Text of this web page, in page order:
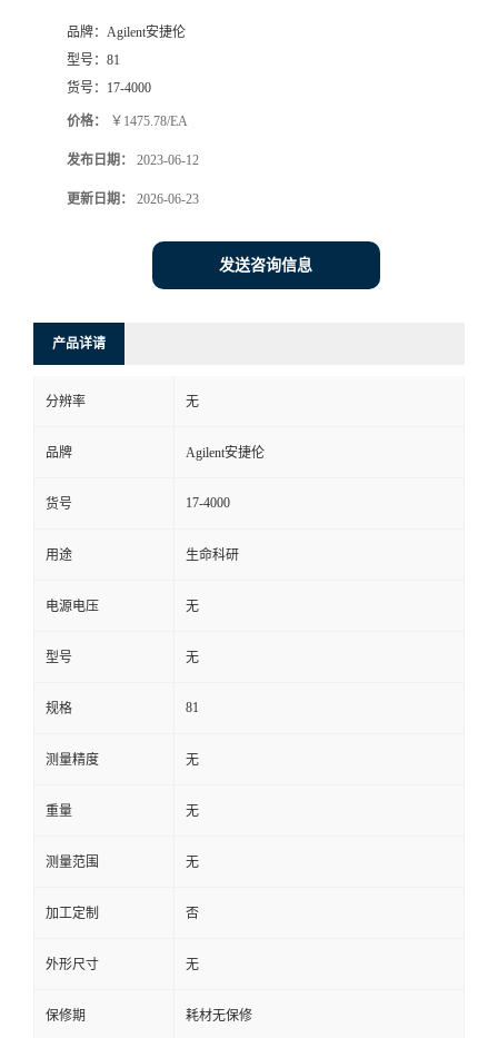
品牌： Agilent安捷伦
型号： 81
货号： 17-4000
价格： ￥1475.78/EA
发布日期： 2023-06-12
更新日期： 2026-06-23
发送咨询信息
产品详请
分辨率 无
品牌 Agilent安捷伦
货号 17-4000
用途 生命科研
电源电压 无
型号 无
规格 81
测量精度 无
重量 无
测量范围 无
加工定制 否
外形尺寸 无
保修期 耗材无保修